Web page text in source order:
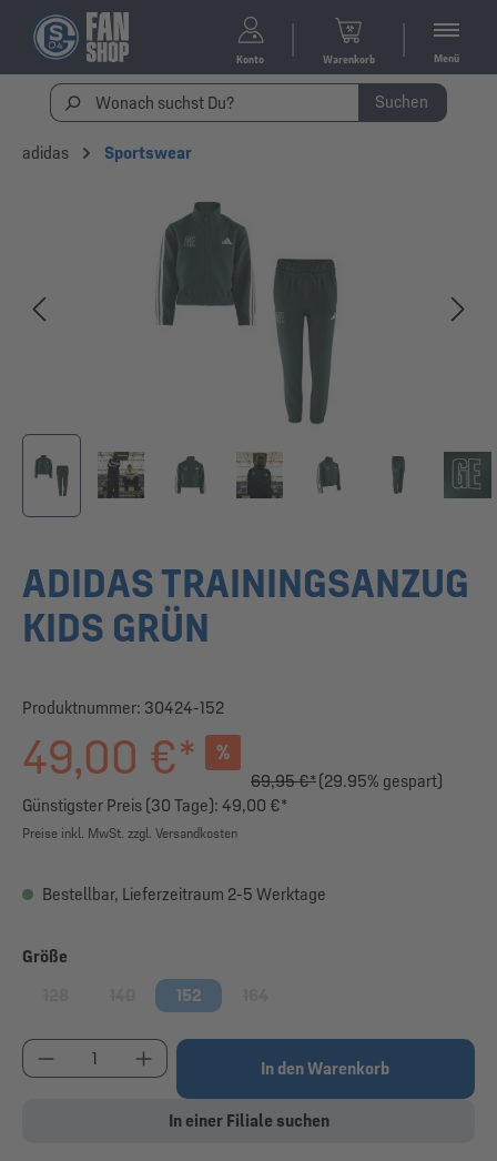
Konto Warenkorb Menü
Suchen
adidas Sportswear
ADIDAS TRAININGSANZUG
KIDS GRÜN
Produktnummer: 30424-152
49,00 €* %
69,95 €*(29.95% gespart)
Günstigster Preis (30 Tage): 49,00 €*
Preise inkl. MwSt. zzgl. Versandkosten
Bestellbar, Lieferzeitraum 2-5 Werktage
Größe
(Diese Option ist zurzeit nicht verfügbar.)
(Diese Option ist zurzeit nicht verfügbar.)
152
Produkt Anzahl: Gib den gewünschten Wert ein
In den Warenkorb
In einer Filiale suchen